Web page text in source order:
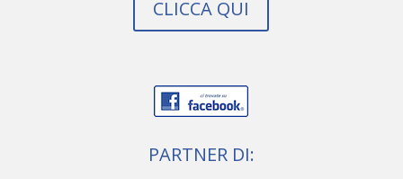
CLICCA QUI
PARTNER DI: